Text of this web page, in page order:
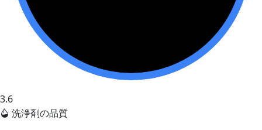
3.6
洗浄剤の品質